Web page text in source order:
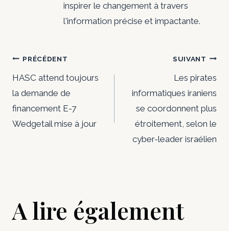
s
inspirer le changement à travers
l'information précise et impactante.
Navigation
de
l’article
PRÉCÉDENT
HASC attend toujours
la demande de
financement E-7
Wedgetail mise à jour
SUIVANT
Les pirates
informatiques iraniens
se coordonnent plus
étroitement, selon le
cyber-leader israélien
A lire également